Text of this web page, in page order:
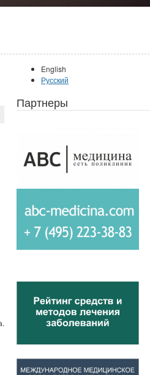
English
Русский
Партнеры